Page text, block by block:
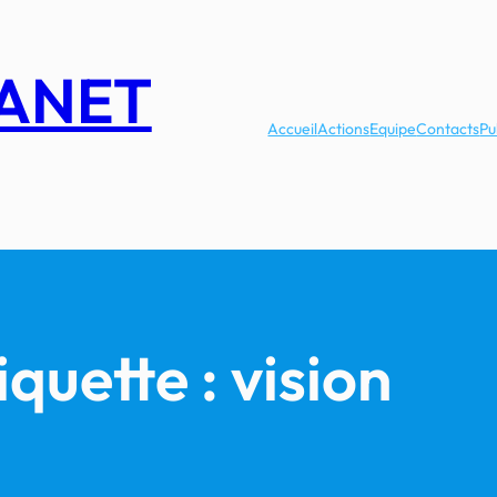
AccueilActionsEquipeContacts
:vision